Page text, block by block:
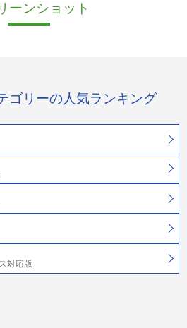
ーンショット
ゴリーの人気ランキング
対応版